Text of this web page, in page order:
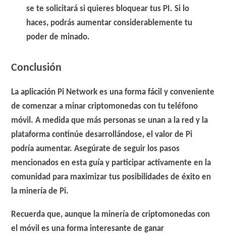
se te solicitará si quieres bloquear tus PI. Si lo
haces, podrás aumentar considerablemente tu
poder de minado.
Conclusión
La aplicación Pi Network es una forma fácil y conveniente
de comenzar a minar criptomonedas con tu teléfono
móvil. A medida que más personas se unan a la red y la
plataforma continúe desarrollándose, el valor de Pi
podría aumentar. Asegúrate de seguir los pasos
mencionados en esta guía y participar activamente en la
comunidad para maximizar tus posibilidades de éxito en
la minería de Pi.
Recuerda que, aunque la minería de criptomonedas con
el móvil es una forma interesante de ganar